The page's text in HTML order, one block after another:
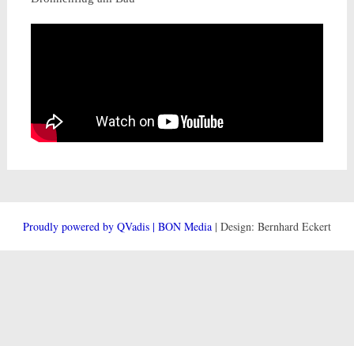
Proudly powered by QVadis | BON Media | Design: Bernhard Eckert